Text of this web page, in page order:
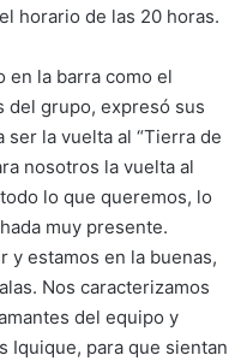
horario de las 20 horas.
en la barra como el
del grupo, expresó sus
la vuelta al “Tierra de
nosotros la vuelta al
lo que queremos, lo
muy presente.
y estamos en la buenas,
Nos caracterizamos
del equipo y
Iquique, para que sientan